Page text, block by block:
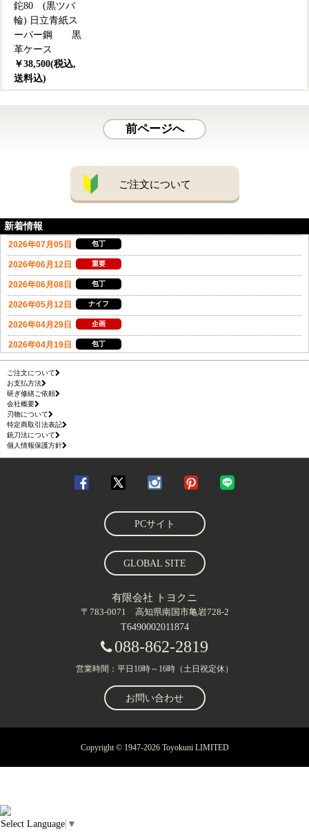
鉈80 (黒ツバ
輪) 日立青紙ス
ーパー鋼 黒
革ケース
￥38,500(税込,
送料込)
前ページへ
ご注文について
新着情報
ご注文について
お支払方法
研ぎ修繕ご依頼
会社概要
刃物について
特定商取引法表記
銃刀法について
個人情報保護方針
PCサイト
GLOBAL SITE
有限会社 トヨクニ
〒783-0071 高知県南国市亀岩728-2
T6490002011874
088-862-2819
営業時間：平日10時～16時（土日祝定休）
お問い合わせ
Copyright © 1947-2026 Toyokuni LIMITED
Select Language ▼